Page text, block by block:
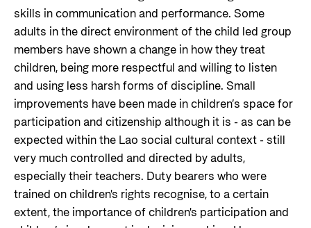
skills in communication and performance. Some
adults in the direct environment of the child led group
members have shown a change in how they treat
children, being more respectful and willing to listen
and using less harsh forms of discipline. Small
improvements have been made in children’s space for
participation and citizenship although it is - as can be
expected within the Lao social cultural context - still
very much controlled and directed by adults,
especially their teachers. Duty bearers who were
trained on children's rights recognise, to a certain
extent, the importance of children's participation and